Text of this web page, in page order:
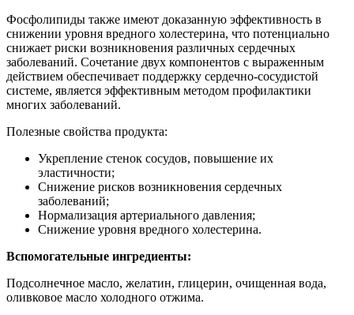
Фосфолипиды также имеют доказанную эффективность в
снижении уровня вредного холестерина, что потенциально
снижает риски возникновения различных сердечных
заболеваний. Сочетание двух компонентов с выраженным
действием обеспечивает поддержку сердечно-сосудистой
системе, является эффективным методом профилактики
многих заболеваний.
Полезные свойства продукта:
Укрепление стенок сосудов, повышение их
эластичности;
Снижение рисков возникновения сердечных
заболеваний;
Нормализация артериального давления;
Снижение уровня вредного холестерина.
Вспомогательные ингредиенты:
Подсолнечное масло, желатин, глицерин, очищенная вода,
оливковое масло холодного отжима.